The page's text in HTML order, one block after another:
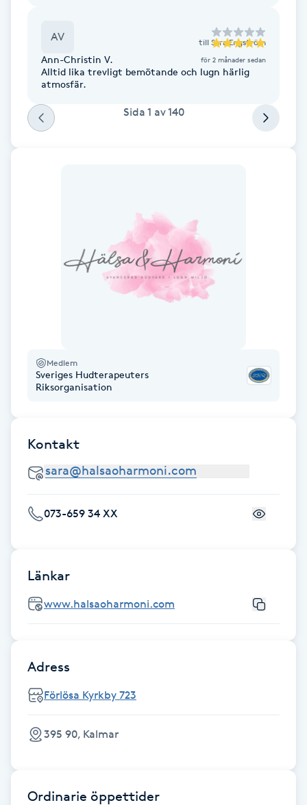
Frekvensterapi
Friskvård
Gel naglar
Gelenaglar
Gellack
Gruppträning
Gua Sha-massage
Hatha Yoga
Headspa
Healing
AV till Sara Engström
Ann-Christin V. för 2 månader sedan
Alltid lika trevligt bemötande och lugn härlig
atmosfär.
Sida 1 av140
Medlem
Sveriges Hudterapeuters
Riksorganisation
Kontakt
073-659 34 XX
Länkar
www.halsaoharmoni.com
Adress
Förlösa Kyrkby 723
395 90, Kalmar
Ordinarie öppettider